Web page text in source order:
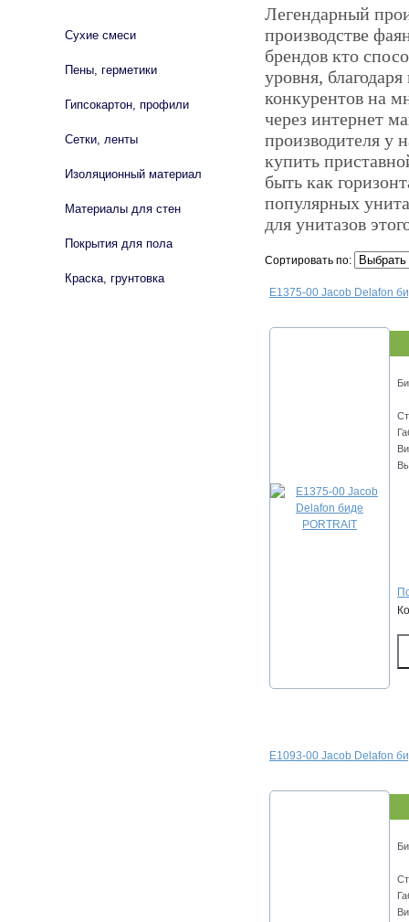
Легендарный
производстве
брендов кто
уровня,
конкурентов на
через интернет
производителя у
купить
быть как
популярных
для унитазов
Сортировать по:
E1375-00 Jacob Delafon
E1093-00 Jacob Delafon
Сухие смеси
Пены, герметики
Гипсокартон, профили
Сетки, ленты
Изоляционный материал
Материалы для стен
Покрытия для пола
Краска, грунтовка